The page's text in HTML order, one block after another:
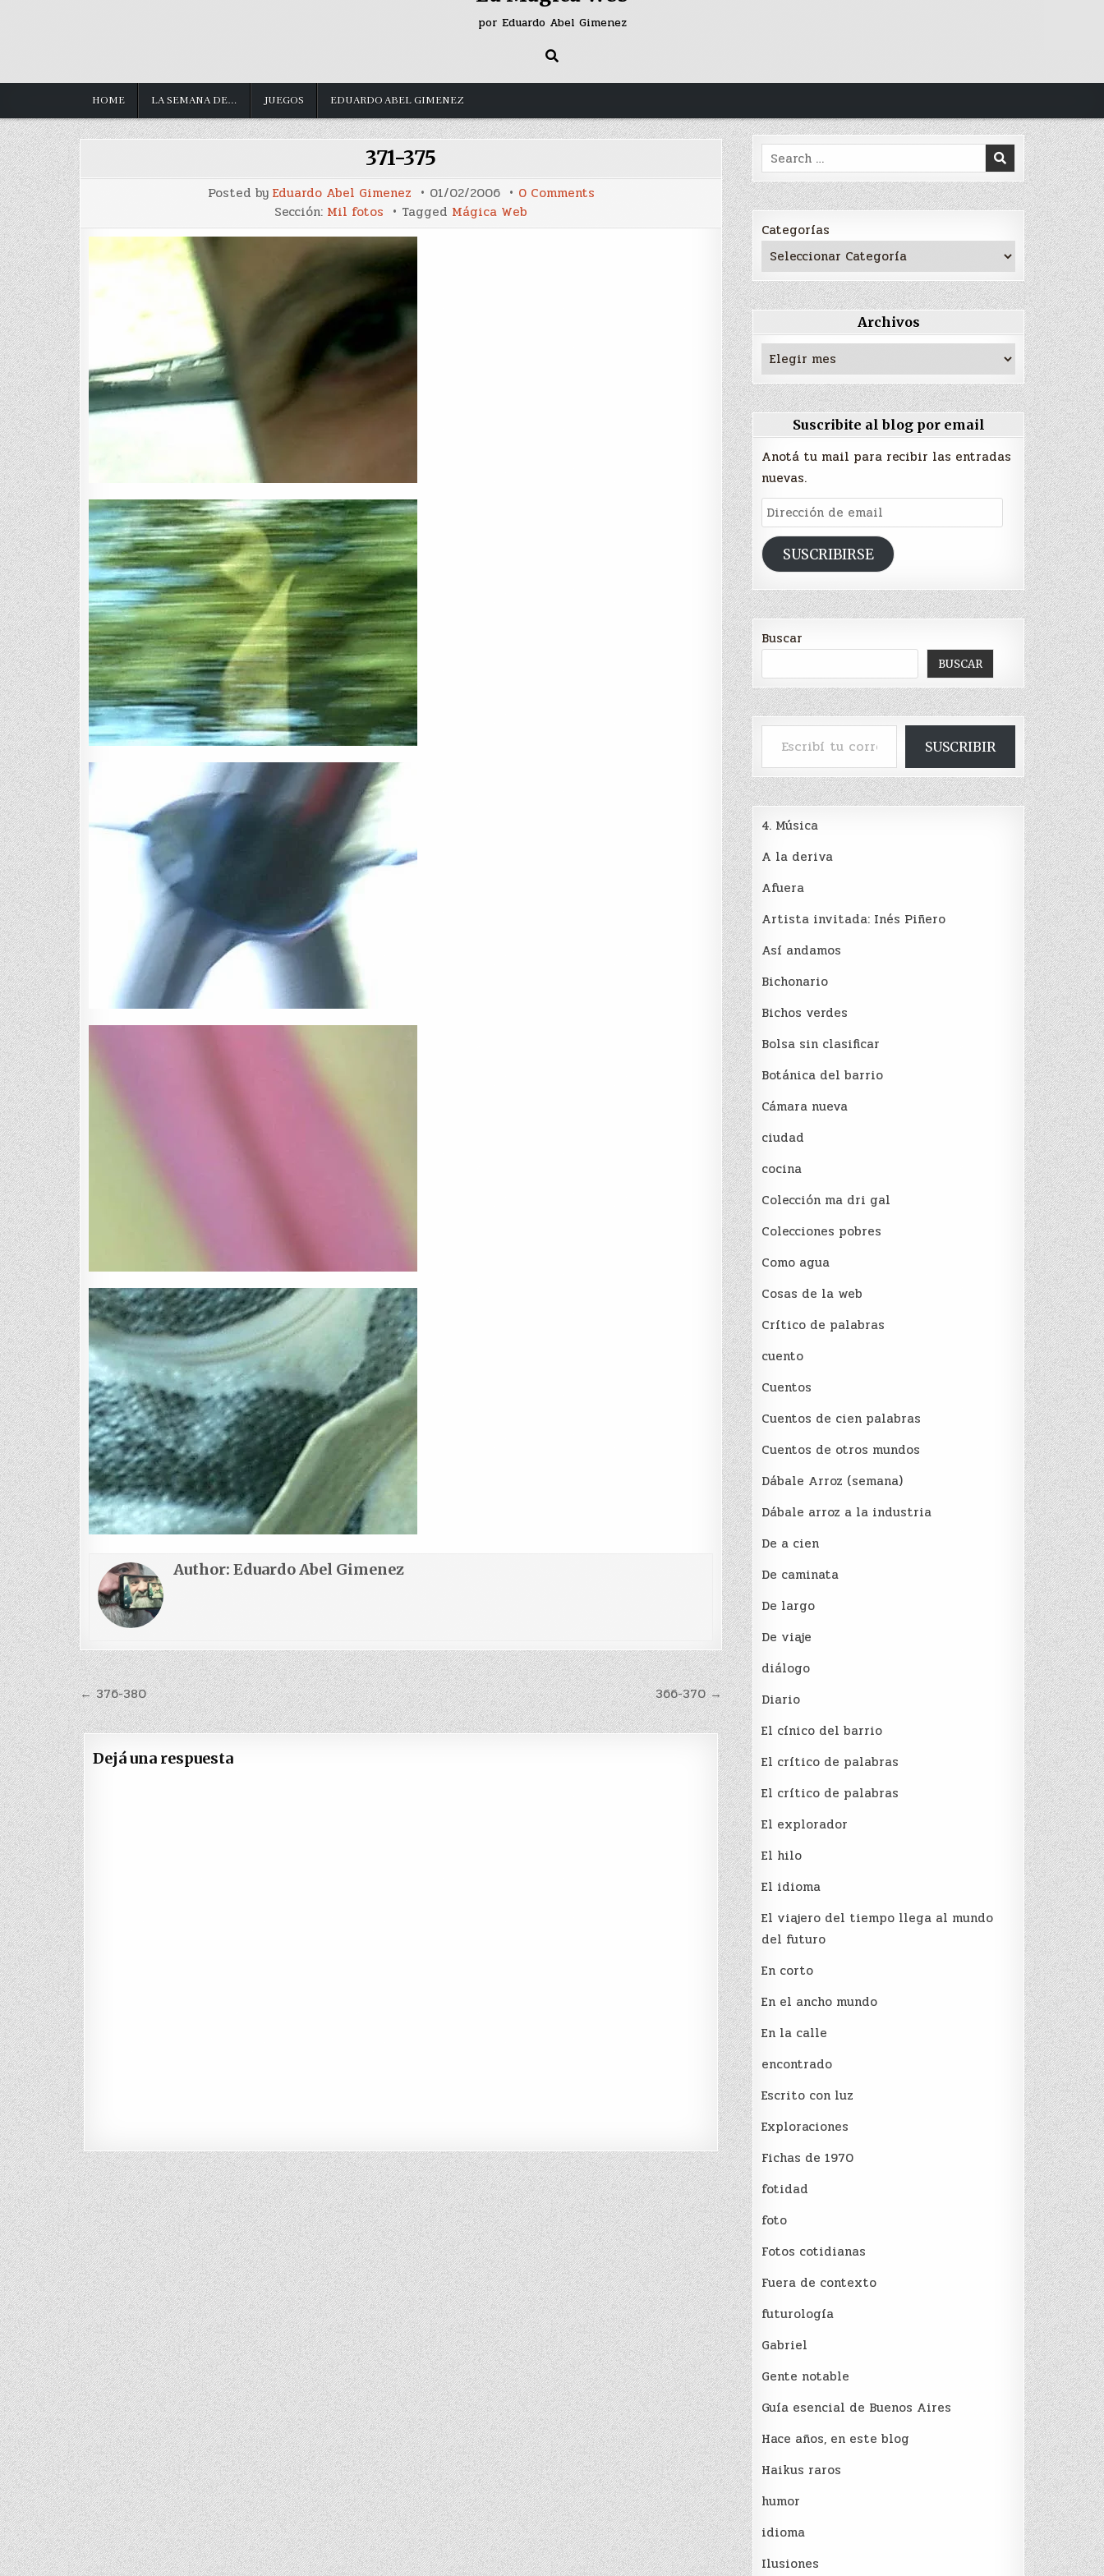
por Eduardo Abel Gimenez
HOME LA SEMANA DE… JUEGOS EDUARDO ABEL GIMENEZ
371-375
Posted by Eduardo Abel Gimenez 01/02/2006 0 Commentson
Sección: Mil fotos Tagged Mágica Web
Author: Eduardo Abel Gimenez
Navegación
de
entradas
366-370 →
← 376-380
Dejá una respuesta
Search
for:
Categorías
Archivos
Archivos
Suscribite al blog por email
Anotá tu mail para recibir las entradas
nuevas.
Dirección
de
emailSUSCRIBIRSE
Buscar
BUSCAR
Escribí tu correo electrónico…
SUSCRIBIR
4. Música
A la deriva
Afuera
Artista invitada: Inés Piñero
Así andamos
Bichonario
Bichos verdes
Bolsa sin clasificar
Botánica del barrio
Cámara nueva
ciudad
cocina
Colección ma dri gal
Colecciones pobres
Como agua
Cosas de la web
Crítico de palabras
cuento
Cuentos
Cuentos de cien palabras
Cuentos de otros mundos
Dábale Arroz (semana)
Dábale arroz a la industria
De a cien
De caminata
De largo
De viaje
diálogo
Diario
El cínico del barrio
El crí­tico de palabras
El crí­tico de palabras
El explorador
El hilo
El idioma
El viajero del tiempo llega al mundo
del futuro
En corto
En el ancho mundo
En la calle
encontrado
Escrito con luz
Exploraciones
Fichas de 1970
fotidad
foto
Fotos cotidianas
Fuera de contexto
futurología
Gabriel
Gente notable
Guía esencial de Buenos Aires
Hace años, en este blog
Haikus raros
humor
idioma
Ilusiones